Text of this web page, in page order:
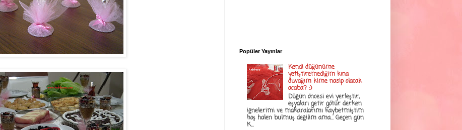
Popüler Yayınlar
Kendi düğünüme
yetiştiremediğim kına
duvağım kime nasip olacak
acaba? :)
Düğün öncesi evi yerleştir,
eşyaları getir götür derken
iğnelerimi ve makaralarımı kaybetmiştim
hoş halen bulmuş değilim ama... Geçen gün
K...